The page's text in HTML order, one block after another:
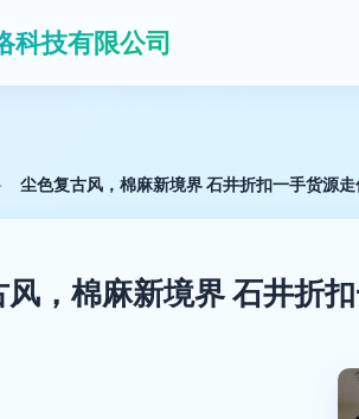
科技有限公司
尘色复古风，棉麻新境界 石井折扣一手货源
，棉麻新境界 石井折